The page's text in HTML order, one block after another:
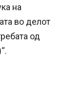
на
во делот
од